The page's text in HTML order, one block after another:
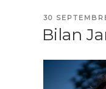
PUBLIÉ
30
Bilan